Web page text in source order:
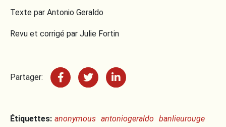
Texte par Antonio Geraldo
Revu et corrigé par Julie Fortin
Partager:
Étiquettes: anonymous antoniogeraldo banlieurouge